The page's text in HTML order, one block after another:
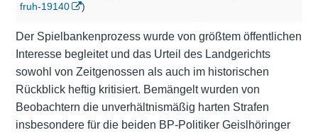
fruh-19140
)
Der Spielbankenprozess wurde von größtem öffentlichen
Interesse begleitet und das Urteil des Landgerichts
sowohl von Zeitgenossen als auch im historischen
Rückblick heftig kritisiert. Bemängelt wurden von
Beobachtern die unverhältnismäßig harten Strafen
insbesondere für die beiden BP-Politiker Geislhöringer